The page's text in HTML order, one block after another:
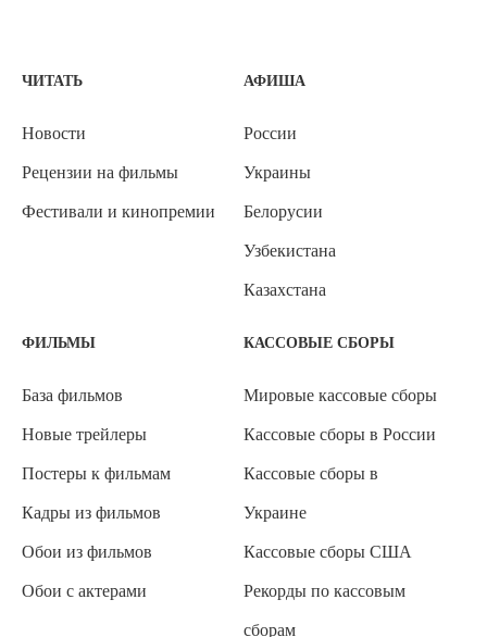
ЧИТАТЬ
Новости
Рецензии на фильмы
Фестивали и кинопремии
АФИША
России
Украины
Белорусии
Узбекистана
Казахстана
ФИЛЬМЫ
База фильмов
Новые трейлеры
Постеры к фильмам
Кадры из фильмов
Обои из фильмов
Обои с актерами
КАССОВЫЕ СБОРЫ
Мировые кассовые сборы
Кассовые сборы в России
Кассовые сборы в
Украине
Кассовые сборы США
Рекорды по кассовым
сборам